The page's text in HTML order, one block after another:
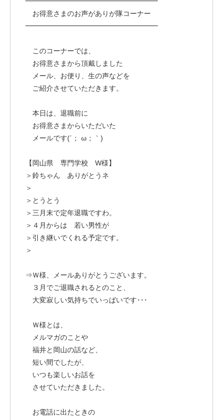
お得意さまのお声がありが隊コーナー
━━━━━━━━━━━━━━━━━━━
このコーナーでは、
お得意さまから頂戴しました
メール、お便り、生の声などを
ご紹介させていただきます。
本日は、退職前に
お得意さまからいただいた
メールです(´； ω；｀)
【岡山県 専門学校 W様】
＞鈴ちゃん ありがとうネ
＞
＞とうとう
＞三月末で定年退職ですわ。
＞４月からは 若い男性が
＞引き継いでくれる予定です。
＞
⇒Ｗ様、メールありがとうございます。
３月でご退職されるとのこと、
大変寂しい気持ちでいっぱいです･･･
Ｗ様とは、
メルマガのことや
福井と岡山の話など、
短い間でしたが、
いつも楽しいお話を
させていただきました。
お電話に出たときの